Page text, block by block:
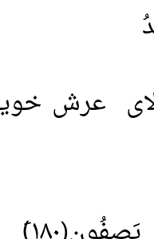
عرش